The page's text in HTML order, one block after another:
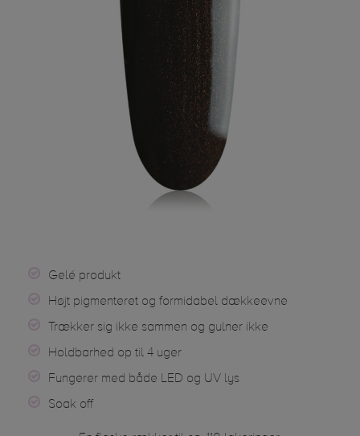
Gelé produkt
Højt pigmenteret og formidabel dækkeevne
Trækker sig ikke sammen og gulner ikke
Holdbarhed op til 4 uger
Fungerer med både LED og UV lys
Soak off